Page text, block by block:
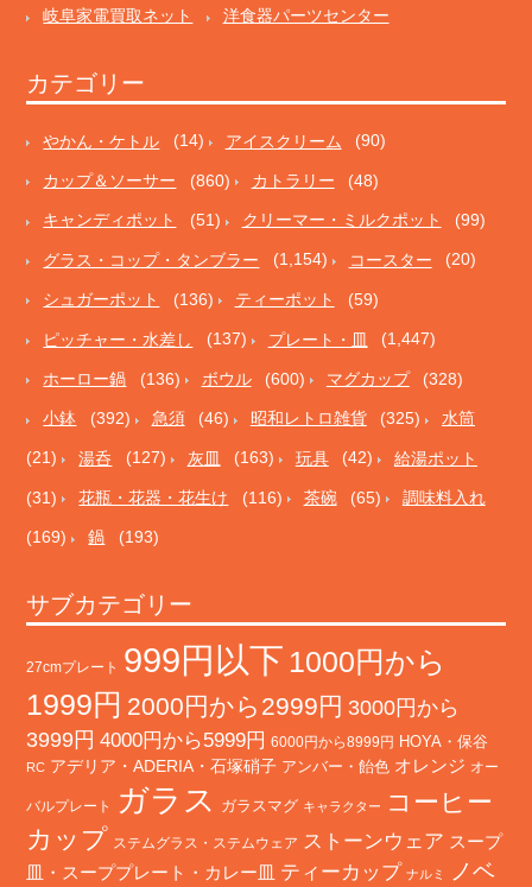
岐阜家電買取ネット 洋食器パーツセンター
カテゴリー
やかん・ケトル (14) アイスクリーム (90)
カップ＆ソーサー (860) カトラリー (48)
キャンディポット (51) クリーマー・ミルクポット (99)
グラス・コップ・タンブラー (1,154) コースター (20)
シュガーポット (136) ティーポット (59)
ピッチャー・水差し (137) プレート・皿 (1,447)
ホーロー鍋 (136) ボウル (600) マグカップ (328)
小鉢 (392) 急須 (46) 昭和レトロ雑貨 (325) 水筒
(21) 湯呑 (127) 灰皿 (163) 玩具 (42) 給湯ポット
(31) 花瓶・花器・花生け (116) 茶碗 (65) 調味料入れ
(169) 鍋 (193)
サブカテゴリー
27cmプレート 999円以下 1000円から
1999円 2000円から2999円 3000円から
3999円 4000円から5999円 6000円から8999円 HOYA・保谷
RC アデリア・ADERIA・石塚硝子 アンバー・飴色 オレンジ オー
バルプレート ガラス ガラスマグ キャラクター
コーヒー
カップ ステムグラス・ステムウェア ストーンウェア スープ
皿・スーププレート・カレー皿 ティーカップ ナルミ
ノベ